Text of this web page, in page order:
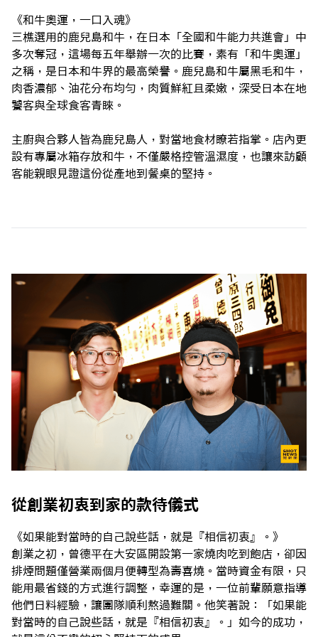
《和牛奧運，一口入魂》
三樵選用的鹿兒島和牛，在日本「全國和牛能力共進會」中
多次奪冠，這場每五年舉辦一次的比賽，素有「和牛奧運」
之稱，是日本和牛界的最高榮譽。鹿兒島和牛屬黑毛和牛，
肉香濃郁、油花分布均勻，肉質鮮紅且柔嫩，深受日本在地
饕客與全球食客青睞。
主廚與合夥人皆為鹿兒島人，對當地食材瞭若指掌。店內更
設有專屬冰箱存放和牛，不僅嚴格控管溫濕度，也讓來訪顧
客能親眼見證這份從產地到餐桌的堅持。
從創業初衷到家的款待儀式
《如果能對當時的自己說些話，就是『相信初衷』。》
創業之初，曾德平在大安區開設第一家燒肉吃到飽店，卻因
排煙問題僅營業兩個月便轉型為壽喜燒。當時資金有限，只
能用最省錢的方式進行調整，幸運的是，一位前輩願意指導
他們日料經驗，讓團隊順利熬過難關。他笑著說：「如果能
對當時的自己說些話，就是『相信初衷』。」如今的成功，